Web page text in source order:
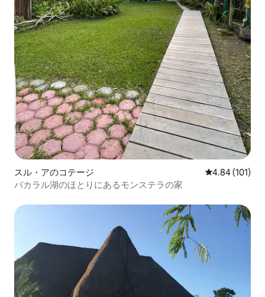
スル・アのコテージ レビュー101
4.84 (101)
バカラル湖のほとりにあるモンステラの家